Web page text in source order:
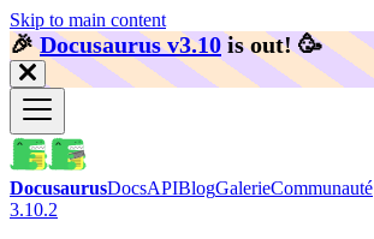
Skip to main content
🎉️Docusaurus v3.10 is out! 🥳️
DocusaurusDocsAPIBlogGalerieCommunauté
3.10.2